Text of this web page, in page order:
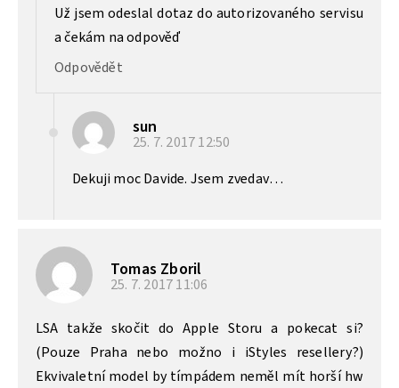
Už jsem odeslal dotaz do autorizovaného servisu
a čekám na odpověď
Odpovědět
sun
25. 7. 201712:50
Dekuji moc Davide. Jsem zvedav…
Tomas Zboril
25. 7. 201711:06
LSA takže skočit do Apple Storu a pokecat si?
(Pouze Praha nebo možno i iStyles resellery?)
Ekvivaletní model by tímpádem neměl mít horší hw